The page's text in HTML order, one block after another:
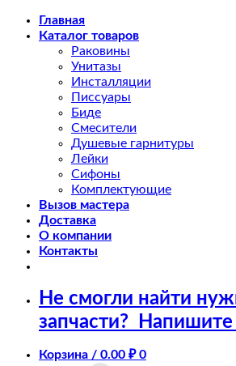
Skip
Главная
Каталог товаров
Раковины
Унитазы
Инсталляции
Писсуары
Биде
Смесители
Душевые гарнитуры
Лейки
Сифоны
Комплектующие
Вызов мастера
Доставка
О компании
Контакты
Не смогли найти
запчасти?
Напишите
Корзина / 0.00 ₽ 0